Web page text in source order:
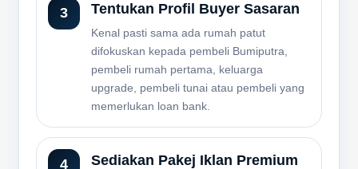
Tentukan Profil Buyer Sasaran
Kenal pasti sama ada rumah patut
difokuskan kepada pembeli Bumiputra,
pembeli rumah pertama, keluarga
upgrade, pembeli tunai atau pembeli yang
memerlukan loan bank.
Sediakan Pakej Iklan Premium